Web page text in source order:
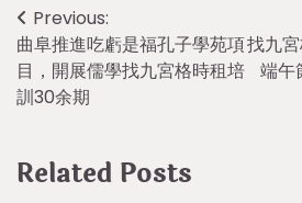
Post
navigation
Previous:
曲阜推進吃虧是福孔子學苑項
目，開展儒學找九宮格時租培
訓30余期
找九
端午
Related Posts